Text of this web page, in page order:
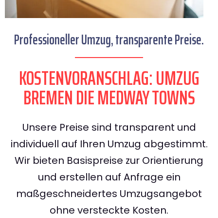
Professioneller Umzug, transparente Preise.
KOSTENVORANSCHLAG: UMZUG
BREMEN DIE MEDWAY TOWNS
Unsere Preise sind transparent und
individuell auf Ihren Umzug abgestimmt.
Wir bieten Basispreise zur Orientierung
und erstellen auf Anfrage ein
maßgeschneidertes Umzugsangebot
ohne versteckte Kosten.